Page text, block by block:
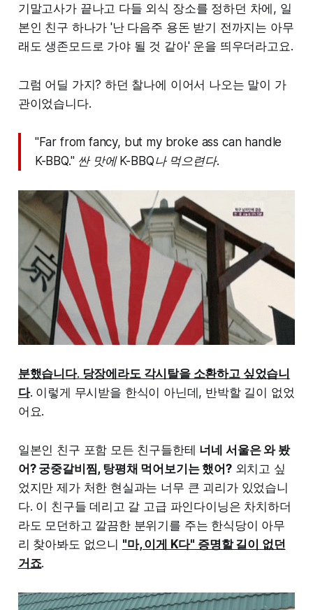
기말고사가 끝나고 다들 외식 장소를 정하던 차에, 일
본인 친구 하나가 '난 다음주 용돈 받기 전까지는 아무
래도 생존모드로 가야 될 것 같아' 운을 띄우더라고요.
그럼 어딜 가지? 하던 찰나에 이어서 나오는 말이 가
관이었습니다.
"Far from fancy, but my broke ass can handle
K-BBQ." 싼 맛에 K-BBQ나 먹으련다.
분했습니다. 당장에라도 각시탈을 소환하고 싶었습니
다. 이렇게 무시받을 한식이 아닌데, 반박할 길이 없었
어요.
일본인 친구 포함 모든 친구들한테 너네 서울은 와 봤
어? 궁중갈비찜, 탕평채 먹어보기는 했어?외치고 싶
었지만 제가 처한 현실과는 너무 큰 괴리가 있었습니
다. 이 친구들 데리고 갈 고급 파인다이닝은 차치하더
라도 모던하고 깔끔한 분위기를 주는 한식당이 아무
리 찾아봐도 없으니 "마, 이게 K다" 증명할 길이 없던
거죠.